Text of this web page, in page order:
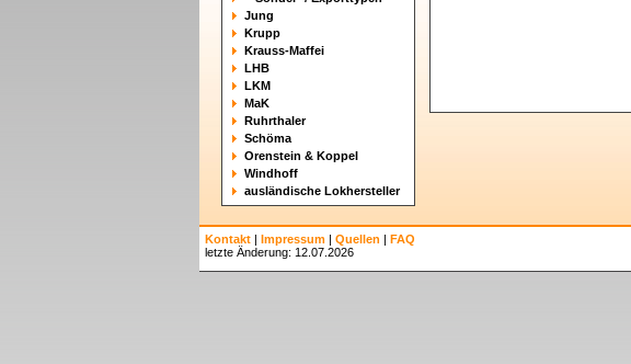
Jung
Krupp
Krauss-Maffei
LHB
LKM
MaK
Ruhrthaler
Schöma
Orenstein & Koppel
Windhoff
ausländische Lokhersteller
Kontakt | Impressum | Quellen | FAQ
letzte Änderung: 12.07.2026